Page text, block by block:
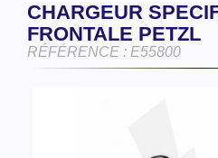
CHARGEUR
FRONTALE PETZL
RÉFÉRENCE : E55800